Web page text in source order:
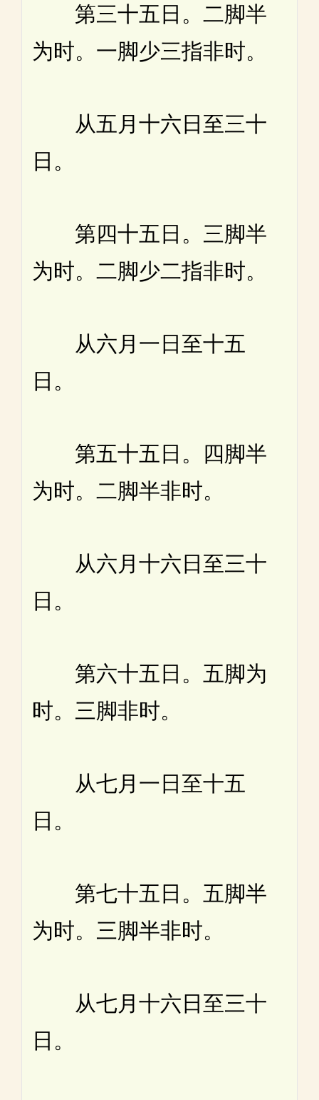
第三十五日。二脚半
为时。一脚少三指非时。
从五月十六日至三十
日。
第四十五日。三脚半
为时。二脚少二指非时。
从六月一日至十五
日。
第五十五日。四脚半
为时。二脚半非时。
从六月十六日至三十
日。
第六十五日。五脚为
时。三脚非时。
从七月一日至十五
日。
第七十五日。五脚半
为时。三脚半非时。
从七月十六日至三十
日。